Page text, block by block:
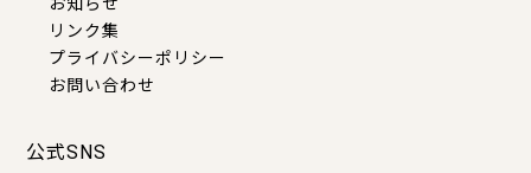
お知らせ
リンク集
プライバシーポリシー
お問い合わせ
公式SNS